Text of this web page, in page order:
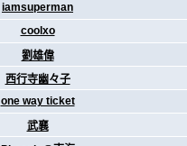
iamsuperman
coolxo
劉雄偉
西行寺幽々子
one way ticket
武襄